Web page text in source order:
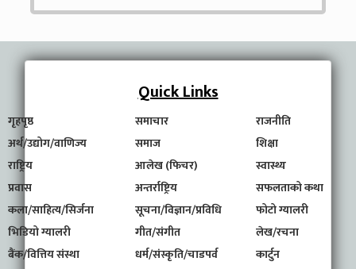
Quick Links
गृहपृष्ठ समाचार
राजनीति
अर्थ/उद्योग/वाणिज्य
समाज
शिक्षा
राष्ट्रिय
आलेख (फिचर)
स्वास्थ्य
प्रवास
अन्तर्राष्ट्रिय
सफलताको कथा
कला/साहित्य/सिर्जना
सूचना/विज्ञान/प्रविधि
फोटो ग्यालरी
भिडियो ग्यालरी
गीत/संगीत
लेख/रचना
बैंक/वित्तिय संस्था
धर्म/संस्कृति/चाडपर्व
कार्टुन